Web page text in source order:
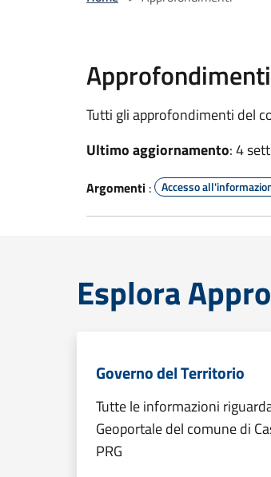
Approfondimenti
Tutti gli approfondimenti del
Ultimo aggiornamento: 4
Argomenti : Accesso
Esplora
Governo del Territorio
Tutte le informazioni
Geoportale del comune di
PRG